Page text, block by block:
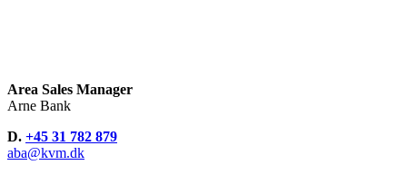
Area Sales Manager
Arne Bank
D. +45 31 782 879
aba@kvm.dk